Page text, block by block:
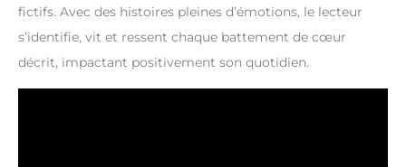
fictifs. Avec des histoires pleines d’émotions, le lecteur
s’identifie, vit et ressent chaque battement de cœur
décrit, impactant positivement son quotidien.